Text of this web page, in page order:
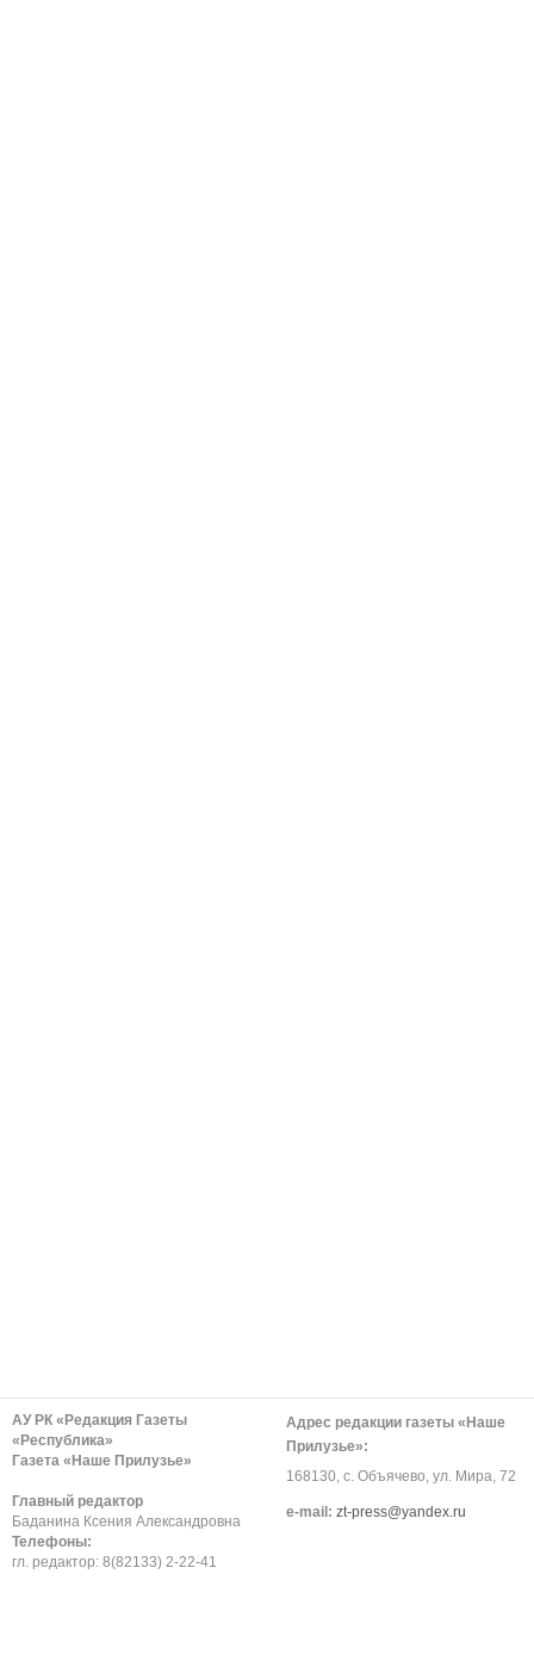
АУ РК «Редакция Газеты
«Республика»
Газета «Наше Прилузье»
Главный редактор
Баданина Ксения Александровна
Телефоны:
гл. редактор: 8(82133) 2-22-41
Адрес редакции газеты «Наше
Прилузье»:
168130, с. Объячево, ул. Мира, 72
е-mail: zt-press@yandex.ru